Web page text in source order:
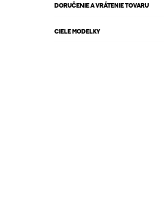
DORUČENIE A VRÁTENIE TOVARU
CIELE MODELKY